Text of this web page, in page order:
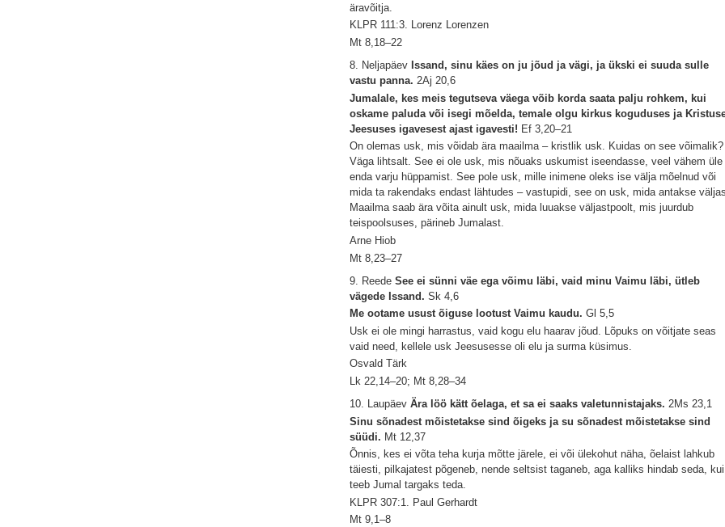
äravõitja.
KLPR 111:3. Lorenz Lorenzen
Mt 8,18–22
8. Neljapäev Issand, sinu käes on ju jõud ja vägi, ja ükski ei suuda sulle
vastu panna.2Aj 20,6
Jumalale, kes meis tegutseva väega võib korda saata palju rohkem, kui
oskame paluda või isegi mõelda, temale olgu kirkus koguduses ja
Jeesuses igavesest ajast igavesti! Ef 3,20–21
On olemas usk, mis võidab ära maailma – kristlik usk. Kuidas on see võimalik?
Väga lihtsalt. See ei ole usk, mis nõuaks uskumist iseendasse, veel vähem üle
enda varju hüppamist. See pole usk, mille inimene oleks ise välja mõelnud või
mida ta rakendaks endast lähtudes – vastupidi, see on usk, mida antakse
Maailma saab ära võita ainult usk, mida luuakse väljastpoolt, mis juurdub
teispoolsuses, pärineb Jumalast.
Arne Hiob
Mt 8,23–27
9. ReedeSee ei sünni väe ega võimu läbi, vaid minu Vaimu läbi, ütleb
vägede Issand.Sk 4,6
Me ootame usust õiguse lootust Vaimu kaudu.Gl 5,5
Usk ei ole mingi harrastus, vaid kogu elu haarav jõud. Lõpuks on võitjate seas
vaid need, kellele usk Jeesusesse oli elu ja surma küsimus.
Osvald Tärk
Lk 22,14–20; Mt 8,28–34
10. LaupäevÄra löö kätt õelaga, et sa ei saaks valetunnistajaks.2Ms 23,1
Sinu sõnadest mõistetakse sind õigeks ja su sõnadest mõistetakse sind
süüdi. Mt 12,37
Õnnis, kes ei võta teha kurja mõtte järele, ei või ülekohut näha, õelaist lahkub
täiesti, pilkajatest põgeneb, nende seltsist taganeb, aga kalliks hindab seda, kui
teeb Jumal targaks teda.
KLPR 307:1. Paul Gerhardt
Mt 9,1–8